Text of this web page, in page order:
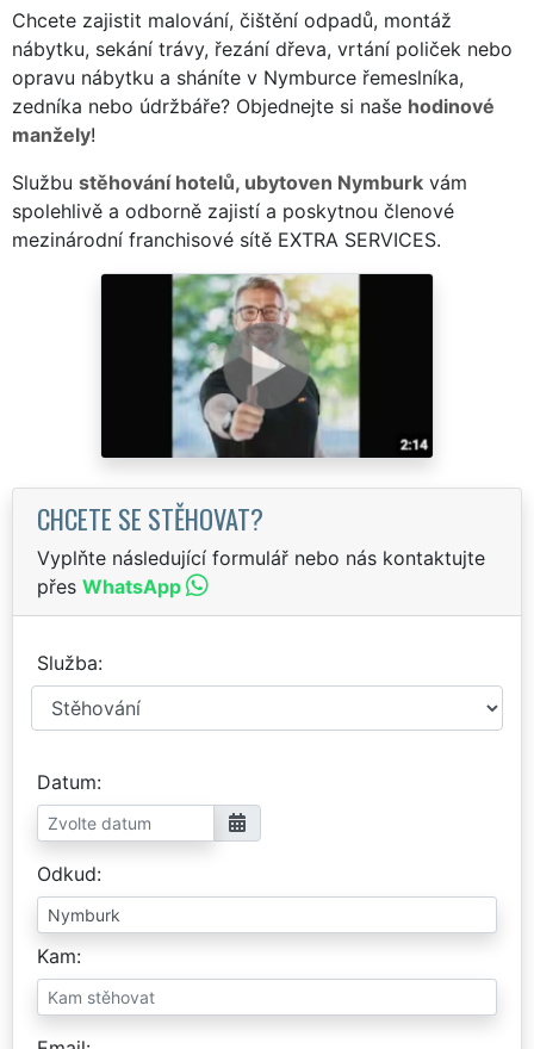
Chcete zajistit malování, čištění odpadů, montáž
nábytku, sekání trávy, řezání dřeva, vrtání poliček nebo
opravu nábytku a sháníte v Nymburce řemeslníka,
zedníka nebo údržbáře? Objednejte si naše hodinové
manžely!
Službu stěhování hotelů, ubytoven Nymburk vám
spolehlivě a odborně zajistí a poskytnou členové
mezinárodní franchisové sítě EXTRA SERVICES.
CHCETE SE STĚHOVAT?
Vyplňte následující formulář nebo nás kontaktujte
přes WhatsApp
Služba
Datum
Odkud
Kam